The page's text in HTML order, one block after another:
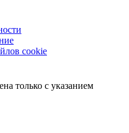
cookie
только с указанием